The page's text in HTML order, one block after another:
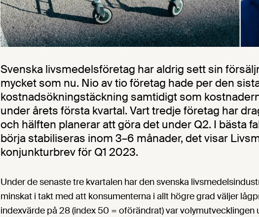
Svenska livsmedelsföretag har aldrig sett sin
mycket som nu. Nio av tio företag hade per den
kostnadsökningstäckning samtidigt som
under årets första kvartal. Vart tredje företag har
och hälften planerar att göra det under Q2. I bästa
börja stabiliseras inom 3–6 månader, det visar
konjunkturbrev för Q1 2023.
Under de senaste tre kvartalen har den svenska
minskat i takt med att konsumenterna i allt högre grad väljer
indexvärde på 28 (index 50 = oförändrat) var volymutvecklingen